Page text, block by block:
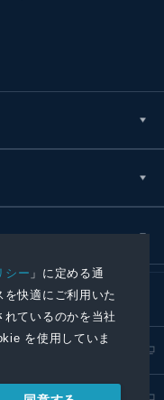
シー 」に定める通
を快適にご利用いた
ているのかを当社
を使用していま